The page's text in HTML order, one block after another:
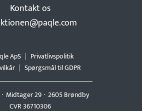
Kontakt os
Midtager 29 2605 Brøndby
CVR 36710306
ApS
Privatlivspolitik
Spørgsmål til GDPR